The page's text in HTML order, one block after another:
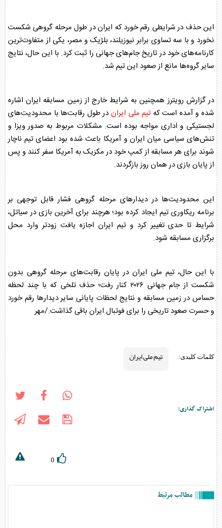
این حذف در شرایطی رقم خورد که ایران در طول مرحله گروهی شکست
نخورد و با سه تساوی برابر نیوزیلند، بلژیک و مصر، یکی از متفاوت‌ترین
کارنامه‌های خود در تاریخ جام‌های جهانی را ثبت کرد. با این حال، نتایج
سایر گروه‌ها مانع از صعود این تیم شد.
در گزارش رویترز همچنین به شرایط خارج از زمین مسابقه ایران اشاره
شده و آمده است که تیم ملی ایران در طول رقابت‌ها با محدودیت‌های
لجستیکی و اداری مواجه بوده است. مشکلات مربوط به صدور ویزا و
تنش‌های سیاسی میان ایران و آمریکا باعث شده بود اعضای تیم ناچار
شوند برای هر مسابقه از کمپ خود در مکزیک به آمریکا سفر کنند و پس
از پایان بازی در همان روز بازگردند.
این محدودیت‌ها در دیدارهای مرحله گروهی فشار قابل توجهی بر
برنامه ریکاوری تیم ایجاد کرده بود؛ هرچند برای آخرین بازی در سیاتل،
شرایط تا حدی تغییر کرد و تیم ایران اجازه یافت زودتر وارد محل
برگزاری مسابقه شود.
با این حال، تیم ملی ایران در پایان رقابت‌های مرحله گروهی بدون
شکست از جام جهانی ۲۰۲۶ کنار رفت؛ حذف تلخی که با چند لحظه
حساس در زمین مسابقه و نتایج لحظات پایانی سایر دیدارها رقم خورد
و حسرت صعود تاریخی را برای فوتبال ایران باقی گذاشت./مهر
کلمات کلیدی: تیم ملی ایران
اشتراک گذاری:
0
مطالب مرتبط